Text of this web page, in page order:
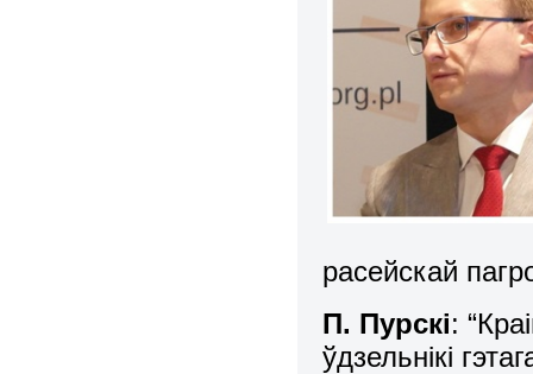
расейскай
П. Пурскі:
ўдзельнікі